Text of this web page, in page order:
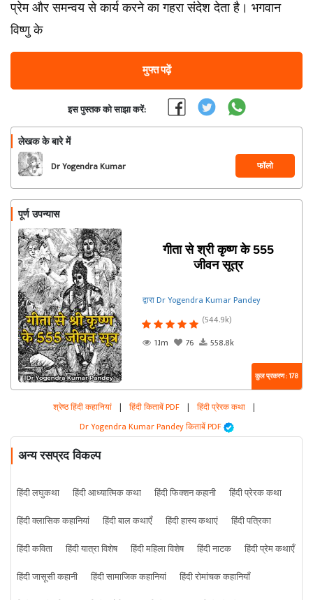
प्रेम और समन्वय से कार्य करने का गहरा संदेश देता है। भगवान
विष्णु के
मुफ्त पढ़ें
इस पुस्तक को साझा करें:
लेखक के बारे में
Dr Yogendra Kumar
Pandey
फॉलो
पूर्ण उपन्यास
गीता से श्री कृष्ण के 555
जीवन सूत्र
द्वारा Dr Yogendra Kumar Pandey
(544.9k)
1.1m
76 558.8k
कुल प्रकरण : 178
श्रेष्ठ हिंदी कहानियां | हिंदी किताबें PDF | हिंदी प्रेरक कथा |
Dr Yogendra Kumar Pandey किताबें PDF
अन्य रसप्रद विकल्प
हिंदी लघुकथा हिंदी आध्यात्मिक कथा हिंदी फिक्शन कहानी
हिंदी प्रेरक कथा
हिंदी क्लासिक कहानियां
हिंदी बाल कथाएँ हिंदी हास्य कथाएं
हिंदी पत्रिका
हिंदी कविता
हिंदी यात्रा विशेष हिंदी महिला विशेष हिंदी नाटक
हिंदी प्रेम कथाएँ
हिंदी जासूसी कहानी
हिंदी सामाजिक कहानियां
हिंदी रोमांचक कहानियाँ